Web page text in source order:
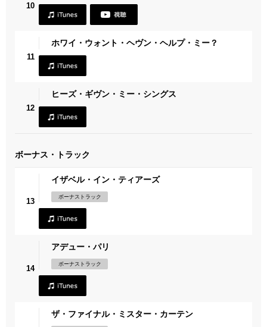
10
11
ホワイ・ウォント・ヘヴン・ヘルプ・ミー？
12
ヒーズ・ギヴン・ミー・シングス
ボーナス・トラック
13
イザベル・イン・ティアーズ
ボーナストラック
14
アデュー・パリ
ボーナストラック
ザ・ファイナル・ミスター・カーテン